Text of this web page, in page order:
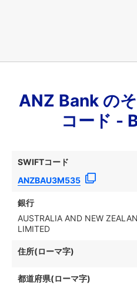
ANZ Bank の
コード -
SWIFTコード
ANZBAU3M535
銀行
AUSTRALIA AND NEW
LIMITED
住所(ローマ字)
都道府県(ローマ字)